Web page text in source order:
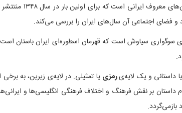
، معروف‌ترین اثر سیمین
و فضای اجتماعی آن سال‌های ایران را بررسی می‌کند.
سوگواری سیاوش است که قهرمان اسطوره‌ای ایران باستان
یا داستانی و یک لایه‌یرمزی یا تمثیلی. در لایه‌ی زیرین، به
بر نقش فرهنگ و اختلاف فرهنگی انگلیسی‌ها و